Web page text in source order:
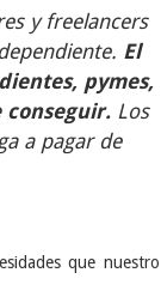
y freelancers
El
pymes,
Los
a pagar de
que nuestro